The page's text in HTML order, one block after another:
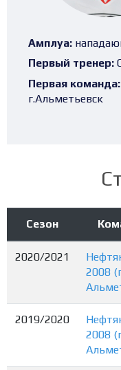
Амплуа:
Первый тренер:
Первая команда:
г.Альметьевск
Сезон
2020/2021
2008
2019/2020
2008